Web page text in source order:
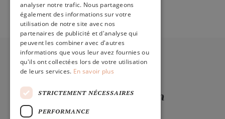
WILDAUSSIDREAM.BE
Wildaussiedream
analyser notre trafic. Nous partageons
également des informations sur votre
utilisation de notre site avec nos
partenaires de publicité et d'analyse qui
peuvent les combiner avec d'autres
informations que vous leur avez fournies ou
qu'ils ont collectées lors de votre utilisation
de leurs services. En savoir plus
STRICTEMENT NÉCESSAIRES
PERFORMANCE